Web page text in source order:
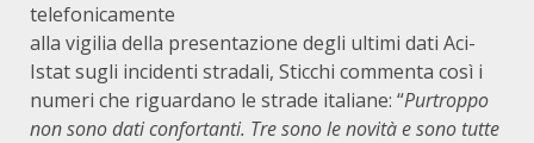
telefonicamente
alla vigilia della presentazione degli ultimi dati Aci-
Istat sugli incidenti stradali, Sticchi commenta così i
numeri che riguardano le strade italiane: “Purtroppo
non sono dati confortanti. Tre sono le novità e sono tutte